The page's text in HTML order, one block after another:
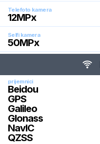
Telefoto kamera
12MPx
Selfi kamera
50MPx
prijemnici
Beidou
GPS
Galileo
Glonass
NavIC
QZSS